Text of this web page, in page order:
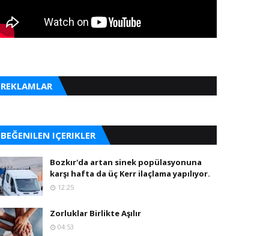
REKLAMLAR
BEĞENILEN IÇERIKLER
Bozkır'da artan sinek popülasyonuna
karşı hafta da üç Kerr ilaçlama yapılıyor.
12:25
Zorluklar Birlikte Aşılır
04:53